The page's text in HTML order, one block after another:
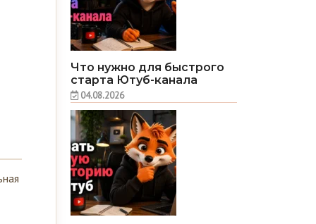
Что нужно для быстрого
старта Ютуб-канала
04.08.2026